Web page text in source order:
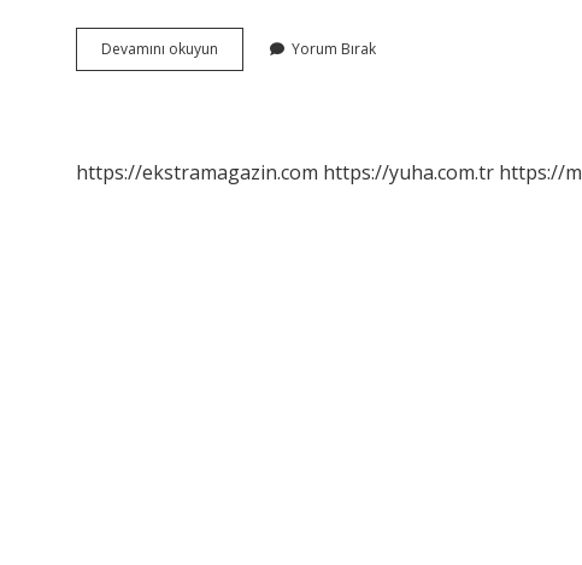
Devamını okuyun Bütünler
Kaça
Yorum Bırak
https://ekstramagazin.com https://yuha.com.tr https://